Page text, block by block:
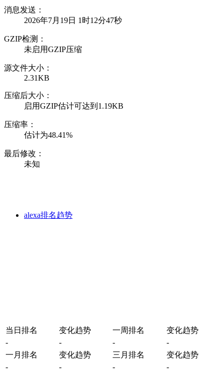
消息发送：
2026年7月19日 1时12分47秒
GZIP检测：
未启用GZIP压缩
源文件大小：
2.31KB
压缩后大小：
启用GZIP估计可达到1.19KB
压缩率：
估计为48.41%
最后修改：
未知
alexa排名趋势
当日排名 变化趋势 一周排名
变化趋势
-
- -
-
一月排名
变化趋势 三月排名
变化趋势
-
- - -